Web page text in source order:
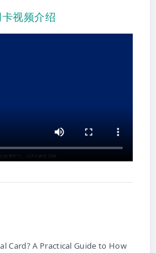
视频介绍
Card? A Practical Guide to How